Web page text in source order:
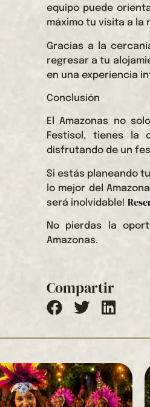
equipo puede
máximo tu visita a la
Gracias a la
regresar a tu
en una experiencia
Conclusión
El Amazonas no
Festisol, tienes la
disfrutando de un
Si estás planeando
lo mejor del
será inolvidable!
No pierdas la
Amazonas.
Compartir